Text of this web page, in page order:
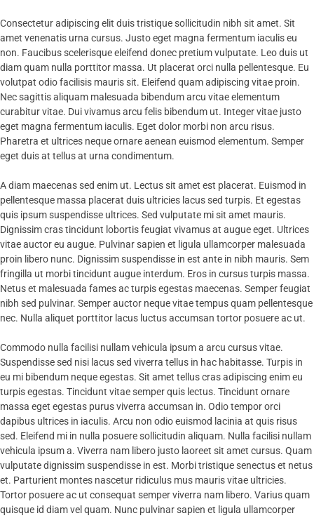
Consectetur adipiscing elit duis tristique sollicitudin nibh sit amet. Sit
amet venenatis urna cursus. Justo eget magna fermentum iaculis eu
non. Faucibus scelerisque eleifend donec pretium vulputate. Leo duis ut
diam quam nulla porttitor massa. Ut placerat orci nulla pellentesque. Eu
volutpat odio facilisis mauris sit. Eleifend quam adipiscing vitae proin.
Nec sagittis aliquam malesuada bibendum arcu vitae elementum
curabitur vitae. Dui vivamus arcu felis bibendum ut. Integer vitae justo
eget magna fermentum iaculis. Eget dolor morbi non arcu risus.
Pharetra et ultrices neque ornare aenean euismod elementum. Semper
eget duis at tellus at urna condimentum.
A diam maecenas sed enim ut. Lectus sit amet est placerat. Euismod in
pellentesque massa placerat duis ultricies lacus sed turpis. Et egestas
quis ipsum suspendisse ultrices. Sed vulputate mi sit amet mauris.
Dignissim cras tincidunt lobortis feugiat vivamus at augue eget. Ultrices
vitae auctor eu augue. Pulvinar sapien et ligula ullamcorper malesuada
proin libero nunc. Dignissim suspendisse in est ante in nibh mauris. Sem
fringilla ut morbi tincidunt augue interdum. Eros in cursus turpis massa.
Netus et malesuada fames ac turpis egestas maecenas. Semper feugiat
nibh sed pulvinar. Semper auctor neque vitae tempus quam pellentesque
nec. Nulla aliquet porttitor lacus luctus accumsan tortor posuere ac ut.
Commodo nulla facilisi nullam vehicula ipsum a arcu cursus vitae.
Suspendisse sed nisi lacus sed viverra tellus in hac habitasse. Turpis in
eu mi bibendum neque egestas. Sit amet tellus cras adipiscing enim eu
turpis egestas. Tincidunt vitae semper quis lectus. Tincidunt ornare
massa eget egestas purus viverra accumsan in. Odio tempor orci
dapibus ultrices in iaculis. Arcu non odio euismod lacinia at quis risus
sed. Eleifend mi in nulla posuere sollicitudin aliquam. Nulla facilisi nullam
vehicula ipsum a. Viverra nam libero justo laoreet sit amet cursus. Quam
vulputate dignissim suspendisse in est. Morbi tristique senectus et netus
et. Parturient montes nascetur ridiculus mus mauris vitae ultricies.
Tortor posuere ac ut consequat semper viverra nam libero. Varius quam
quisque id diam vel quam. Nunc pulvinar sapien et ligula ullamcorper